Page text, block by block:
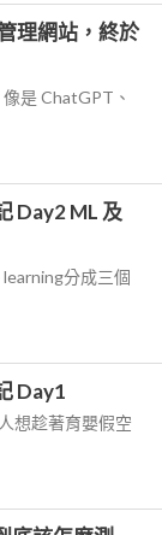
理網站，終於
是 ChatGPT、
Day2 ML 及
分成三個
Day1
想趁著育嬰假空